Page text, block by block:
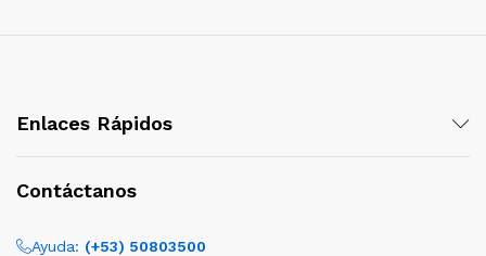
Enlaces Rápidos
Contáctanos
Ayuda: (+53) 50803500